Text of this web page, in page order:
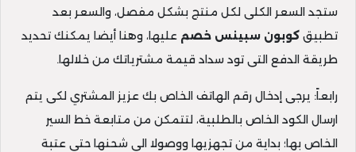
ستجد السعر الكلى لكل منتج بشكل مفصل، والسعر بعد
تطبيق كوبون سبينس خصم عليها، وهنا أيضا يمكنك تحديد
طريقة الدفع التى تود سداد قيمة مشترياتك من خلالها.
رابعاً: يرجى إدخال رقم الهاتف الخاص بك عزيز المشتري لكى يتم
ارسال الكود الخاص بالطلبية، لتتمكن من متابعة خط السير
الخاص بها؛ بداية من تجهزيها ووصولا الى شحنها حتى عتبة